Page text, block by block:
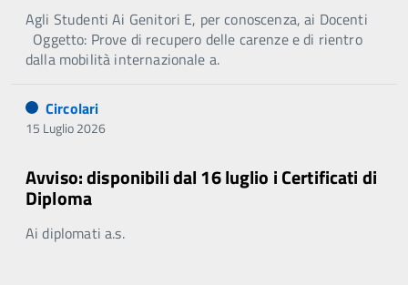
Agli Studenti Ai Genitori E, per conoscenza, ai Docenti
Oggetto: Prove di recupero delle carenze e di rientro
dalla mobilità internazionale a.
Circolari
15 Luglio 2026
Avviso: disponibili dal 16 luglio i Certificati di
Diploma
Ai diplomati a.s.